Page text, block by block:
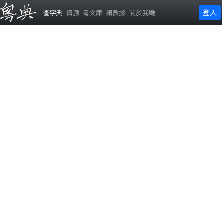
查字典 資源 粵文庫 細數據 關於我哋 登入